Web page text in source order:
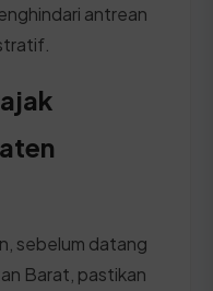
antrean
sebelum datang
Barat, pastikan